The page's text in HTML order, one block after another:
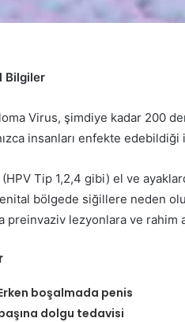
Bilgiler
Virus, şimdiye kadar 200
insanları enfekte edebildiği
Tip 1,2,4 gibi) el ve
bölgede siğillere neden
preinvaziv lezyonlara ve rahim
boşalmada penis
dolgu tedavisi